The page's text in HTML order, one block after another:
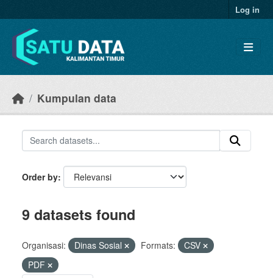
Log in
Kumpulan data
Order by
9 datasets found
Organisasi: Dinas Sosial Formats:
CSV
PDF